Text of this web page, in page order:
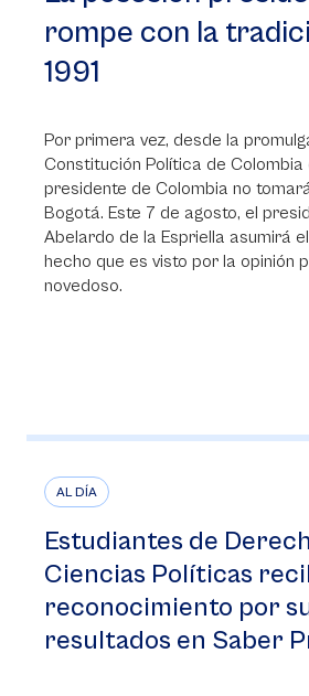
rompe con la
1991
Por primera vez, desde la
Constitución Política de Colombia
presidente de Colombia no
Bogotá. Este 7 de agosto, el
Abelardo de la Espriella asumirá
hecho que es visto por la opinión
novedoso.
AL DÍA
Estudiantes de
Ciencias Políticas
reconocimiento por
resultados en Saber